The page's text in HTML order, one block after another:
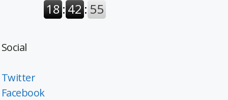
Social
Twitter
Facebook